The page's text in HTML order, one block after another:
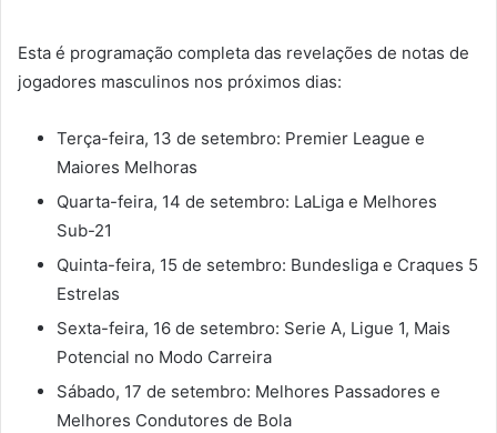
Esta é programação completa das revelações de notas de
jogadores masculinos nos próximos dias:
Terça-feira, 13 de setembro: Premier League e
Maiores Melhoras
Quarta-feira, 14 de setembro: LaLiga e Melhores
Sub-21
Quinta-feira, 15 de setembro: Bundesliga e Craques 5
Estrelas
Sexta-feira, 16 de setembro: Serie A, Ligue 1, Mais
Potencial no Modo Carreira
Sábado, 17 de setembro: Melhores Passadores e
Melhores Condutores de Bola